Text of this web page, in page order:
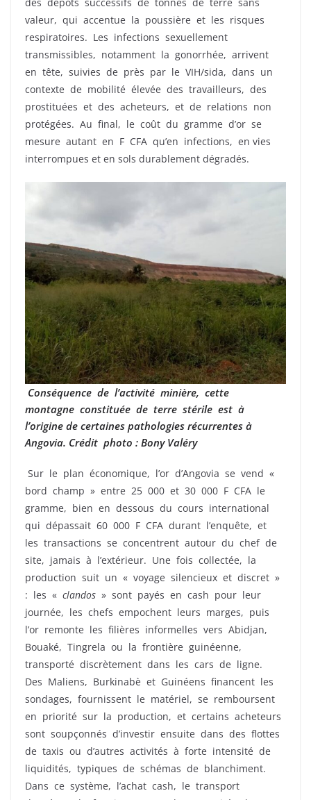
des dépôts successifs de tonnes de terre sans
valeur, qui accentue la poussière et les risques
respiratoires. Les infections sexuellement
transmissibles, notamment la gonorrhée, arrivent
en tête, suivies de près par le VIH/sida, dans un
contexte de mobilité élevée des travailleurs, des
prostituées et des acheteurs, et de relations non
protégées. Au final, le coût du gramme d’or se
mesure autant en F CFA qu’en infections, en vies
interrompues et en sols durablement dégradés.
Conséquence de l’activité minière, cette
montagne constituée de terre stérile est à
l’origine de certaines pathologies récurrentes à
Angovia. Crédit photo : Bony Valéry
Sur le plan économique, l’or d’Angovia se vend «
bord champ » entre 25 000 et 30 000 F CFA le
gramme, bien en dessous du cours international
qui dépassait 60 000 F CFA durant l’enquête, et
les transactions se concentrent autour du chef de
site, jamais à l’extérieur. Une fois collectée, la
production suit un « voyage silencieux et discret »
: les « clandos » sont payés en cash pour leur
journée, les chefs empochent leurs marges, puis
l’or remonte les filières informelles vers Abidjan,
Bouaké, Tingrela ou la frontière guinéenne,
transporté discrètement dans les cars de ligne.
Des Maliens, Burkinabè et Guinéens financent les
sondages, fournissent le matériel, se remboursent
en priorité sur la production, et certains acheteurs
sont soupçonnés d’investir ensuite dans des flottes
de taxis ou d’autres activités à forte intensité de
liquidités, typiques de schémas de blanchiment.
Dans ce système, l’achat cash, le transport